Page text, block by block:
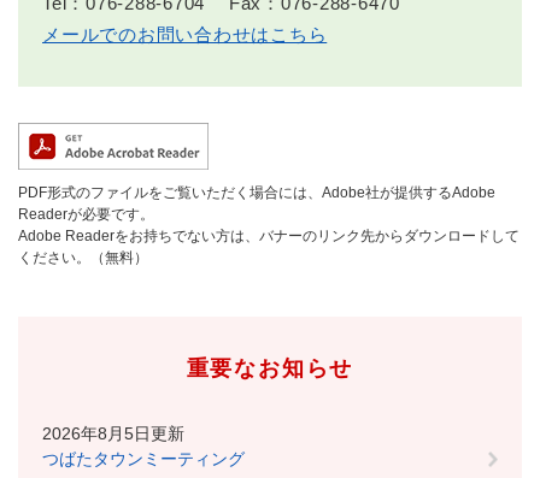
メールでのお問い合わせはこちら
PDF形式のファイルをご覧いただく場合には、Adobe社が提供するAdobe
Readerが必要です。
Adobe Readerをお持ちでない方は、バナーのリンク先からダウンロードして
ください。（無料）
重要なお知らせ
2026年8月5日更新
つばたタウンミーティング